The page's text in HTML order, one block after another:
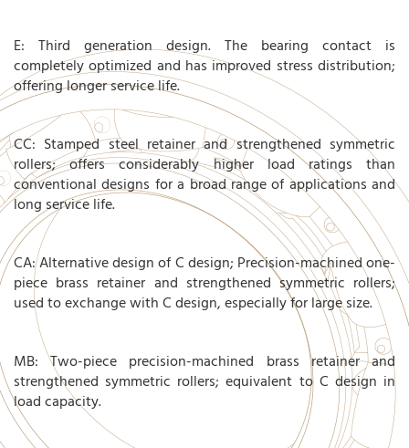
E: Third generation design. The bearing contact is
completely optimized and has improved stress distribution;
offering longer service life.
CC: Stamped steel retainer and strengthened symmetric
rollers; offers considerably higher load ratings than
conventional designs for a broad range of applications and
long service life.
CA: Alternative design of C design; Precision-machined one-
piece brass retainer and strengthened symmetric rollers;
used to exchange with C design, especially for large size.
MB: Two-piece precision-machined brass retainer and
strengthened symmetric rollers; equivalent to C design in
load capacity.